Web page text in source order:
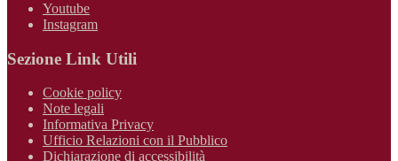
Youtube
Instagram
Sezione Link Utili
Cookie policy
Note legali
Informativa Privacy
Ufficio Relazioni con il Pubblico
Dichiarazione di accessibilità